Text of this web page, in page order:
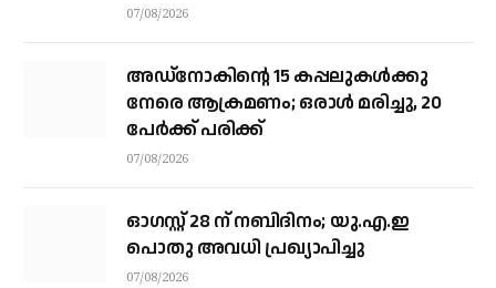
07/08/2026
അഡ്നോകിന്റെ 15 കപ്പലുകള്‍ക്കു
നേരെ ആക്രമണം; ഒരാള്‍ മരിച്ചു, 20
പേര്‍ക്ക് പരിക്ക്
07/08/2026
ഓഗസ്റ്റ് 28 ന് നബിദിനം; യു.എ.ഇ
പൊതു അവധി പ്രഖ്യാപിച്ചു
07/08/2026